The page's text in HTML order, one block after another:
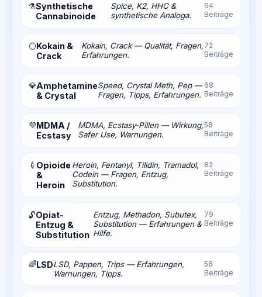
⚗️Synthetische
Cannabinoide
Spice, K2, HHC &
synthetische Analoga.
64
Beiträge
⚪Kokain &
Crack
Kokain, Crack — Qualität, Fragen,
Erfahrungen.
72
Beiträge
💎Amphetamine
& Crystal
Speed, Crystal Meth, Pep —
Fragen, Tipps, Erfahrungen.
68
Beiträge
💜MDMA /
Ecstasy
MDMA, Ecstasy-Pillen — Wirkung,
Safer Use, Warnungen.
58
Beiträge
💉 Opioide
&
Heroin
Heroin, Fentanyl, Tilidin, Tramadol,
Codein — Fragen, Entzug,
Substitution.
82
Beiträge
🔓Opiat-
Entzug &
Substitution
Entzug, Methadon, Subutex,
Substitution — Erfahrungen &
Hilfe.
79
Beiträge
🌈LSDLSD, Pappen, Trips — Erfahrungen,
Warnungen, Tipps.
56
Beiträge